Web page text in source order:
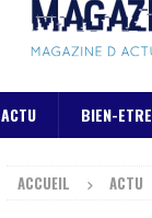
ACTU BIEN-ETRE
ACCUEIL ACTU